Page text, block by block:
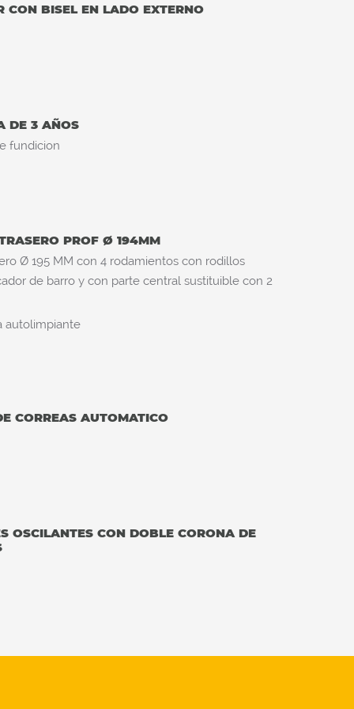
CON BISEL EN LADO EXTERNO
DE 3 AÑOS
fundicion
PROF Ø 194MM
Ø 195 MM con 4 rodamientos con rodillos
de barro y con parte central sustituible con 2
autolimpiante
CORREAS AUTOMATICO
OSCILANTES CON DOBLE CORONA DE